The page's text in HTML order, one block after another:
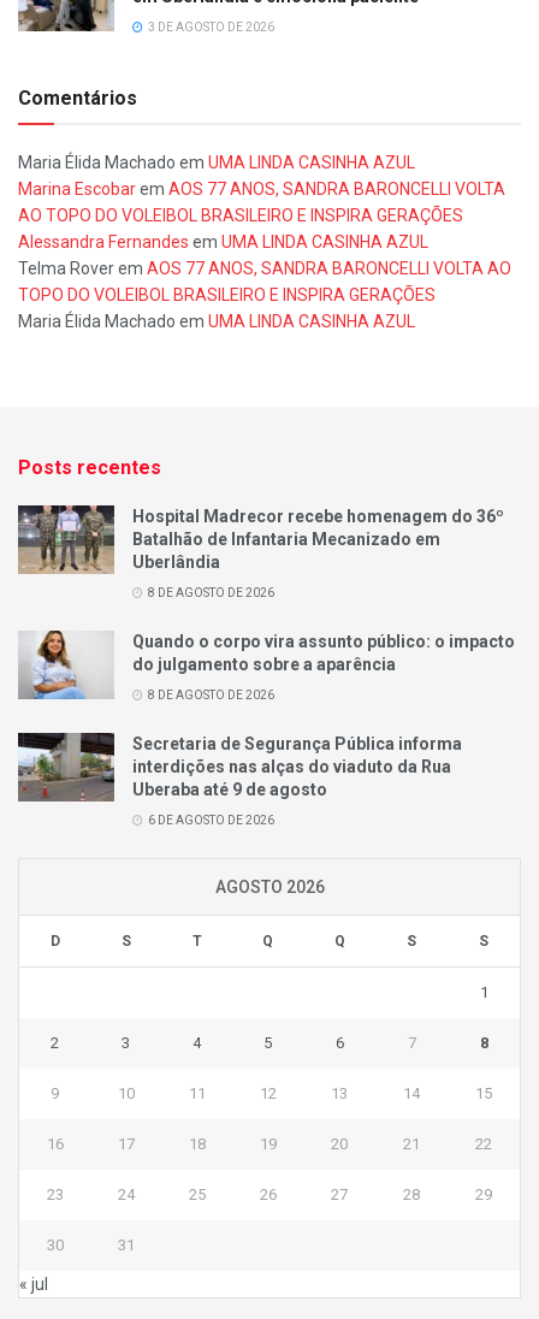
3 DE AGOSTO DE 2026
Comentários
Maria Élida Machado em UMA LINDA CASINHA AZUL
Marina Escobarem AOS 77 ANOS, SANDRA BARONCELLI VOLTA
AO TOPO DO VOLEIBOL BRASILEIRO E INSPIRA GERAÇÕES
Alessandra Fernandes em UMA LINDA CASINHA AZUL
Telma Roverem AOS 77 ANOS, SANDRA BARONCELLI VOLTA AO
TOPO DO VOLEIBOL BRASILEIRO E INSPIRA GERAÇÕES
Maria Élida Machado em UMA LINDA CASINHA AZUL
Posts recentes
Hospital Madrecor recebe homenagem do 36º
Batalhão de Infantaria Mecanizado em
Uberlândia
8 DE AGOSTO DE 2026
Quando o corpo vira assunto público: o impacto
do julgamento sobre a aparência
8 DE AGOSTO DE 2026
Secretaria de Segurança Pública informa
interdições nas alças do viaduto da Rua
Uberaba até 9 de agosto
6 DE AGOSTO DE 2026
AGOSTO 2026
D S T Q Q S S
1
2 3 4 5 6 7 8
9 10 11 12 13 14 15
16 17 18 19 20 21 22
23 24 25 26 27 28 29
30 31
« jul